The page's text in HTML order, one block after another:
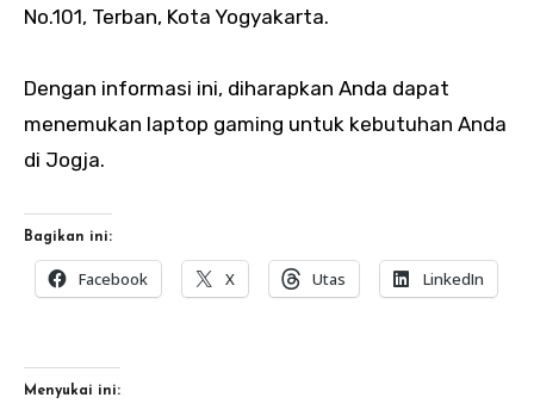
No.101, Terban, Kota Yogyakarta.
Dengan informasi ini, diharapkan Anda dapat
menemukan laptop gaming untuk kebutuhan Anda
di Jogja.
Bagikan ini:
Facebook X Utas LinkedIn
Menyukai ini: